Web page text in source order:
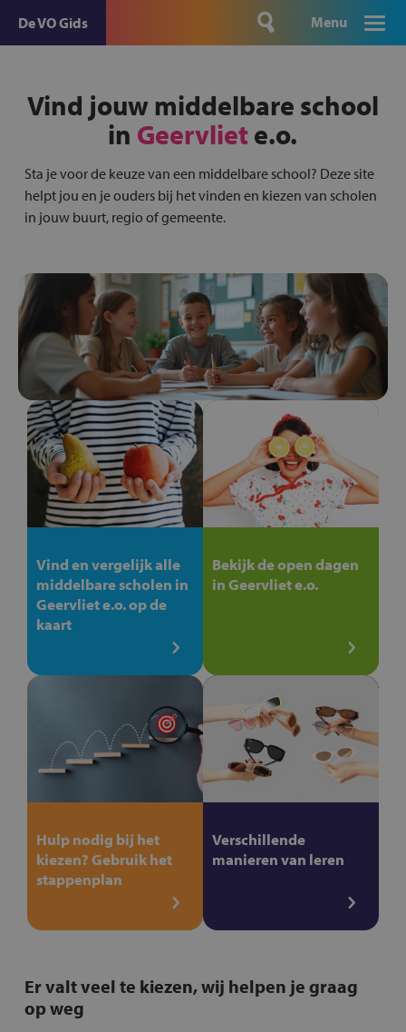
De VO Gids Menu
Vind jouw middelbare school
in Geervliet e.o.
Sta je voor de keuze van een middelbare school? Deze site
helpt jou en je ouders bij het vinden en kiezen van scholen
in jouw buurt, regio of gemeente.
Vind en vergelijk alle
middelbare scholen in
Geervliet e.o. op de
kaart
Bekijk de open dagen
in Geervliet e.o.
Hulp nodig bij het
kiezen? Gebruik het
stappenplan
Verschillende
manieren van leren
Er valt veel te kiezen, wij helpen je graag
op weg